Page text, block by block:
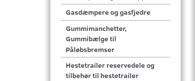
Gasdæmpere og gasfjedre
Gummimanchetter,
Gummibælge til
Påløbsbremser
Hestetrailer reservedele og
tilbehør til hestetrailer